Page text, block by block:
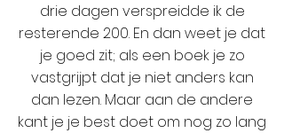
drie dagen verspreidde ik de
resterende 200. En dan weet je dat
je goed zit; als een boek je zo
vastgrijpt dat je niet anders kan
dan lezen. Maar aan de andere
kant je je best doet om nog zo lang